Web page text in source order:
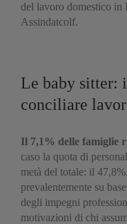
del lavoro domestico in
Assindatcolf.
Le baby sitter:
conciliare
Il 7,1% delle famiglie
caso la quota di
metà del totale: il
prevalentemente su
degli impegni
motivazioni di chi